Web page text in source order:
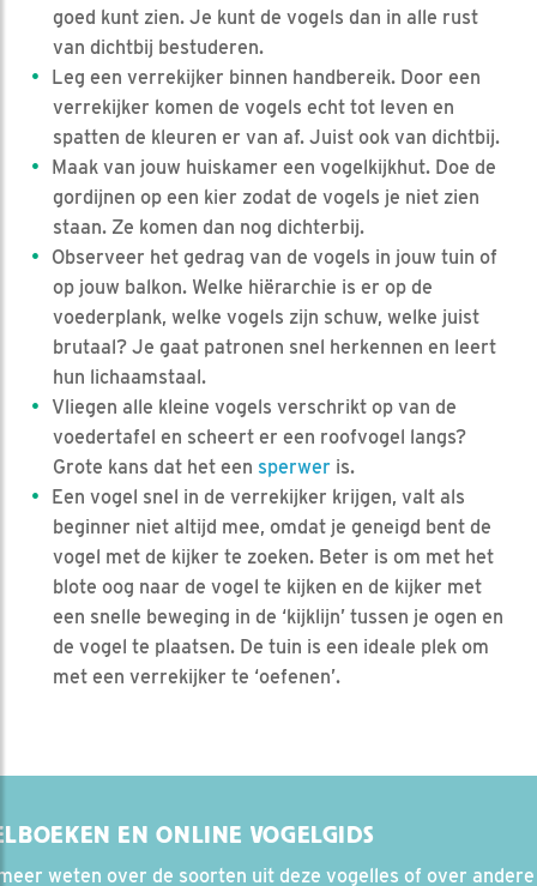
goed kunt zien. Je kunt de vogels dan in alle rust
van dichtbij bestuderen.
Leg een verrekijker binnen handbereik. Door een
verrekijker komen de vogels echt tot leven en
spatten de kleuren er van af. Juist ook van dichtbij.
Maak van jouw huiskamer een vogelkijkhut. Doe de
gordijnen op een kier zodat de vogels je niet zien
staan. Ze komen dan nog dichterbij.
Observeer het gedrag van de vogels in jouw tuin of
op jouw balkon. Welke hiërarchie is er op de
voederplank, welke vogels zijn schuw, welke juist
brutaal? Je gaat patronen snel herkennen en leert
hun lichaamstaal.
Vliegen alle kleine vogels verschrikt op van de
voedertafel en scheert er een roofvogel langs?
Grote kans dat het een sperwer is.
Een vogel snel in de verrekijker krijgen, valt als
beginner niet altijd mee, omdat je geneigd bent de
vogel met de kijker te zoeken. Beter is om met het
blote oog naar de vogel te kijken en de kijker met
een snelle beweging in de ‘kijklijn’ tussen je ogen en
de vogel te plaatsen. De tuin is een ideale plek om
met een verrekijker te ‘oefenen’.
EN ONLINE VOGELGIDS
weten over de soorten uit deze vogelles of over andere